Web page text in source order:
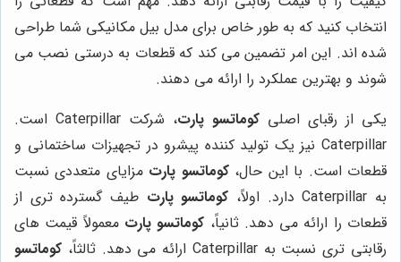
انتخاب کنید که به طور خاص برای مدل بیل مکانیکی شما طراحی
شده اند. این امر تضمین می کند که قطعات به درستی نصب می
شوند و بهترین عملکرد را ارائه می دهند.
یکی از رقبای اصلی کوماتسو پارت
، شرکت Caterpillar است.
Caterpillar نیز یک تولید کننده پیشرو در تجهیزات ساختمانی و
قطعات است. با این حال،کوماتسو پارت مزایای متعددی نسبت
به Caterpillar دارد. اولاً،
کوماتسو پارت طیف گسترده تری از
قطعات را ارائه می دهد. ثانیاً، کوماتسو پارت معمولاً قیمت های
رقابتی تری نسبت به Caterpillar ارائه می دهد. ثالثاً،
کوماتسو